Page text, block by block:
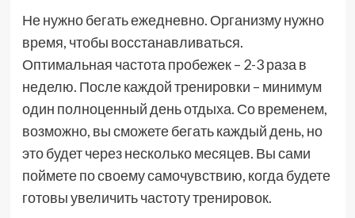
Не нужно бегать ежедневно. Организму нужно
время, чтобы восстанавливаться.
Оптимальная частота пробежек – 2-3 раза в
неделю. После каждой тренировки – минимум
один полноценный день отдыха. Со временем,
возможно, вы сможете бегать каждый день, но
это будет через несколько месяцев. Вы сами
поймете по своему самочувствию, когда будете
готовы увеличить частоту тренировок.